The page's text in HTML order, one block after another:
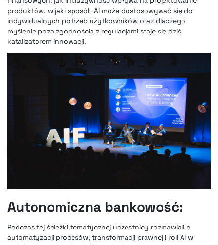
produktów, w jaki sposób AI może dostosowywać się do
indywidualnych potrzeb użytkowników oraz dlaczego
myślenie poza zgodnością z regulacjami staje się dziś
katalizatorem innowacji.
Autonomiczna bankowość:
Podczas tej ścieżki tematycznej uczestnicy rozmawiali o
automatyzacji procesów, transformacji prawnej i roli AI w